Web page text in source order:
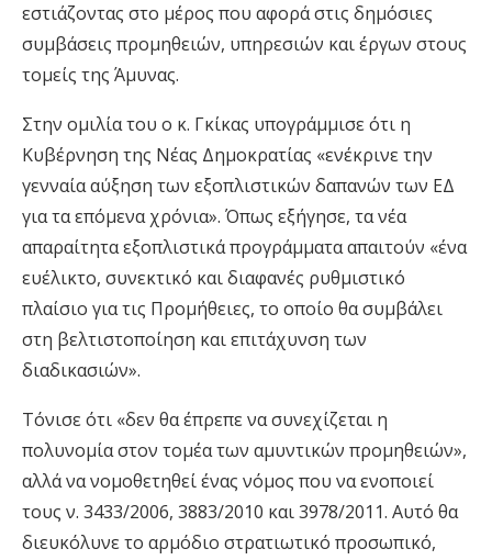
εστιάζοντας στο μέρος που αφορά στις δημόσιες
συμβάσεις προμηθειών, υπηρεσιών και έργων στους
τομείς της Άμυνας.
Στην ομιλία του ο κ. Γκίκας υπογράμμισε ότι η
Κυβέρνηση της Νέας Δημοκρατίας «ενέκρινε την
γενναίααύξηση των εξοπλιστικών δαπανών των ΕΔ
για τα επόμενα χρόνια». Όπως εξήγησε, τα νέα
απαραίτητα εξοπλιστικά προγράμματααπαιτούν «ένα
ευέλικτο, συνεκτικό και διαφανές ρυθμιστικό
πλαίσιο για τις Προμήθειες, το οποίο θα συμβάλει
στη βελτιστοποίηση και επιτάχυνση των
διαδικασιών».
Τόνισε ότι «δεν θα έπρεπε να συνεχίζεται η
πολυνομία στον τομέα των αμυντικών προμηθειών»,
αλλάνα νομοθετηθεί ένας νόμος που να ενοποιεί
τους ν. 3433/2006, 3883/2010 και 3978/2011. Αυτό θα
διευκόλυνε το αρμόδιο στρατιωτικό προσωπικό,